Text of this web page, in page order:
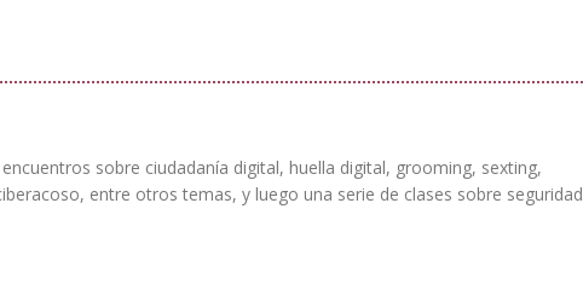
sobre ciudadanía digital, huella digital, grooming, sexting,
entre otros temas, y luego una serie de clases sobre seguridad